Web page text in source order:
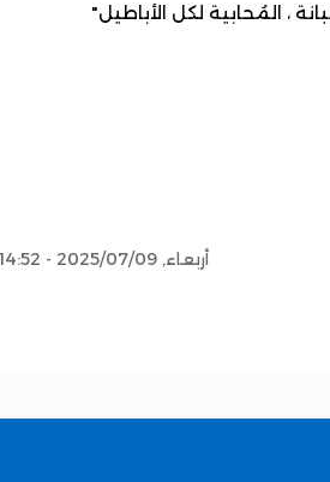
، المُحابية لكل الأباطيل"
أربعاء, 2025/07/09 - 14:52